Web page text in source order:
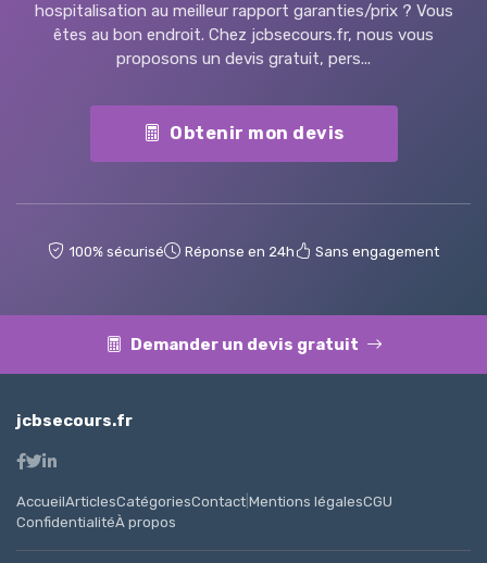
hospitalisation au meilleur rapport garanties/prix ? Vous
êtes au bon endroit. Chez jcbsecours.fr, nous vous
proposons un devis gratuit, pers...
Obtenir mon devis
100% sécurisé Réponse en 24h Sans engagement
Demander un devis gratuit
jcbsecours.fr
AccueilArticlesCatégoriesContact Mentions légalesCGU
ConfidentialitéÀ propos